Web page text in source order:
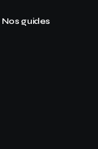
Nos guides